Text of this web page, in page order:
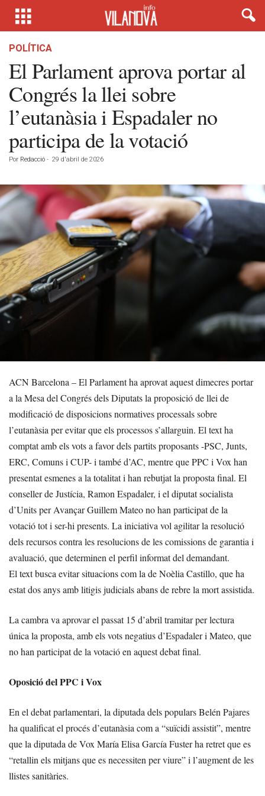
POLÍTICA
El Parlament aprova portar al
Congrés la llei sobre
l’eutanàsia i Espadaler no
participa de la votació
Por Redacció - 29 d'abril de 2026
ACN Barcelona – El Parlament ha aprovat aquest dimecres portar
a la Mesa del Congrés dels Diputats la proposició de llei de
modificació de disposicions normatives processals sobre
l’eutanàsia per evitar que els processos s’allarguin. El text ha
comptat amb els vots a favor dels partits proposants -PSC, Junts,
ERC, Comuns i CUP- i també d’AC, mentre que PPC i Vox han
presentat esmenes a la totalitat i han rebutjat la proposta final. El
conseller de Justícia, Ramon Espadaler, i el diputat socialista
d’Units per Avançar Guillem Mateo no han participat de la
votació tot i ser-hi presents. La iniciativa vol agilitar la resolució
dels recursos contra les resolucions de les comissions de garantia i
avaluació, que determinen el perfil informat del demandant.
El text busca evitar situacions com la de Noèlia Castillo, que ha
estat dos anys amb litigis judicials abans de rebre la mort assistida.
La cambra va aprovar el passat 15 d’abril tramitar per lectura
única la proposta, amb els vots negatius d’Espadaler i Mateo, que
no han participat de la votació en aquest debat final.
Oposició del PPC i Vox
En el debat parlamentari, la diputada dels populars Belén Pajares
ha qualificat el procés d’eutanàsia com a “suïcidi assistit”, mentre
que la diputada de Vox María Elisa García Fuster ha retret que es
“retallin els mitjans que es necessiten per viure” i l’augment de les
llistes sanitàries.